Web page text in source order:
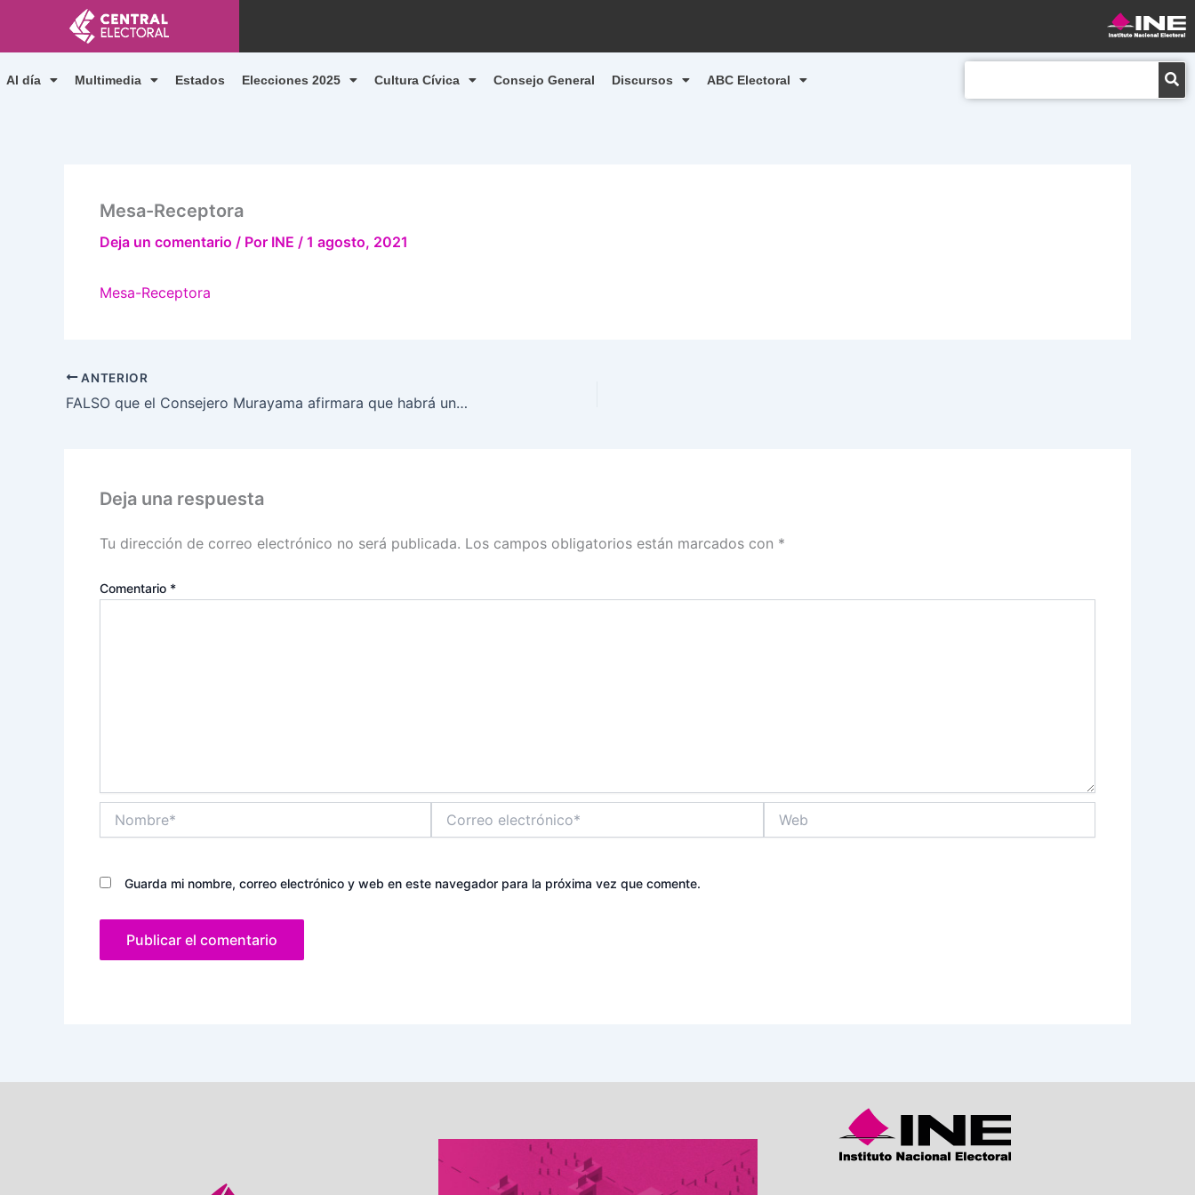
contenido
Al día Multimedia Estados Elecciones 2025 Cultura Cívica Consejo General Discursos ABC Electoral
Mesa-Receptora
Deja un comentario / Por INE / 1 agosto, 2021
Mesa-Receptora
ANTERIOR
FALSO que el Consejero Murayama afirmara que habrá una mesa receptora esperando por el Presidente de la República en Nayarit
Deja una respuesta
Tu dirección de correo electrónico no será publicada. Los campos obligatorios están marcados con *
Comentario *
electrónico*
Guarda mi nombre, correo electrónico y web en este navegador para la próxima vez que comente.